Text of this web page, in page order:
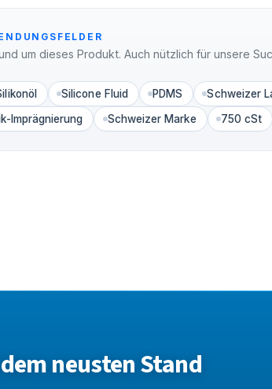
um dieses Produkt. Auch nützlich für unsere
Silicone Fluid PDMS Schweizer
Imprägnierung Schweizer Marke 750 cSt
neusten Stand